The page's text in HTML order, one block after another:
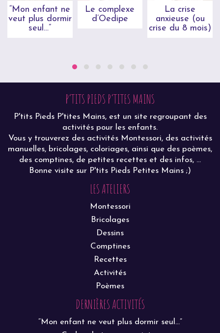
“Mon enfant ne
veut plus dormir
seul…”
Le complexe
d’Oedipe
La crise
anxieuse (ou
crise du 8 mois)
P’TITS PIEDS P’TITES MAINS
P'tits Pieds P'tites Mains, est un site regroupant des
activités pour les enfants.
Vous y trouverez des activités Montessori, des activités
manuelles, bricolages, coloriages, ainsi que des poèmes,
des comptines, de petites recettes et des infos, ...
Bonne visite sur P'tits Pieds Petites Mains ;)
LES ATELIERS
Montessori
Bricolages
Dessins
Comptines
Recettes
Activités
Poèmes
DERNIÈRES ACTIVITÉS
“Mon enfant ne veut plus dormir seul…”